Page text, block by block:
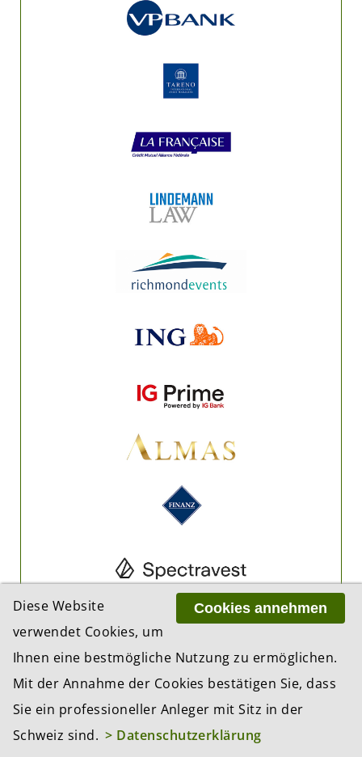
Cookies annehmen
Diese Website
verwendet Cookies, um
Ihnen eine bestmögliche Nutzung zu ermöglichen.
Mit der Annahme der Cookies bestätigen Sie, dass
Sie ein professioneller Anleger mit Sitz in der
Schweiz sind. > Datenschutzerklärung